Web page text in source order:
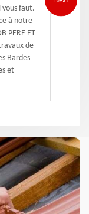
vous faut.
à notre
PERE ET
de
Bardes
et